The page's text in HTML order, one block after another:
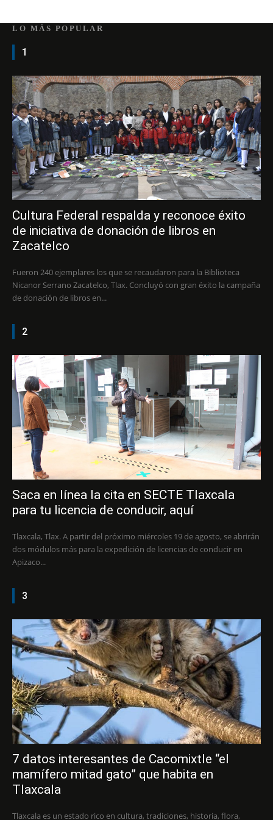
LO MÁS POPULAR
1
Cultura Federal respalda y reconoce éxito
de iniciativa de donación de libros en
Zacatelco
Fueron 240 ejemplares los que se recaudaron para la Biblioteca
Nicanor Serrano Zacatelco, Tlax. Concluyó con gran éxito la campaña
de donación de libros en...
2
Saca en línea la cita en SECTE Tlaxcala
para tu licencia de conducir, aquí
Tlaxcala, Tlax. A partir del próximo miércoles 19 de agosto, se abrirán
dos módulos más para la expedición de licencias de conducir en
Apizaco...
3
7 datos interesantes de Cacomixtle “el
mamífero mitad gato” que habita en
Tlaxcala
Tlaxcala es un estado rico en cultura, tradiciones, historia, flora,